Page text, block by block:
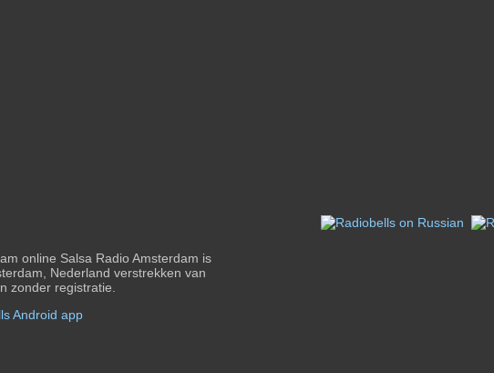
online Salsa Radio Amsterdam is
Nederland verstrekken van
zonder registratie.